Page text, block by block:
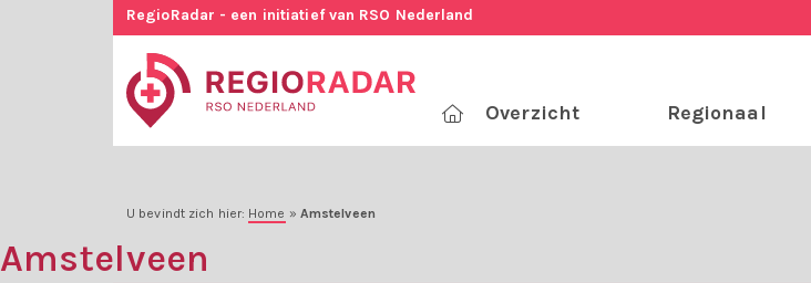
RegioRadar - een initiatief van RSO Nederland
Overzicht Regionaal
U bevindt zich hier: Home » Amstelveen
Amstelveen